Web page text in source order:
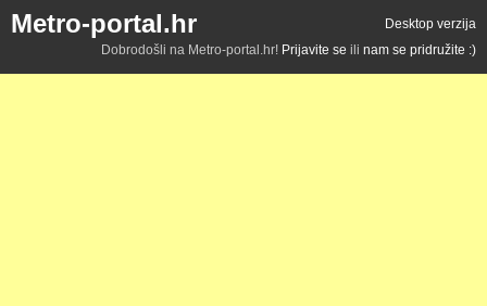
Metro-portal.hr
Desktop verzija
Dobrodošli na Metro-portal.hr! Prijavite se ili nam se pridružite :)